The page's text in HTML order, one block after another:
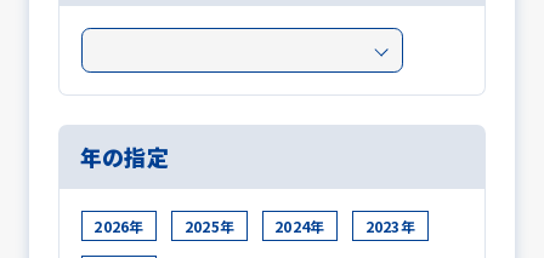
年の指定
2026年 2025年 2024年 2023年